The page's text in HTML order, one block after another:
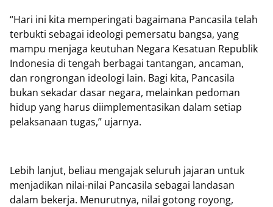
“Hari ini kita memperingati bagaimana Pancasila telah
terbukti sebagai ideologi pemersatu bangsa, yang
mampu menjaga keutuhan Negara Kesatuan Republik
Indonesia di tengah berbagai tantangan, ancaman,
dan rongrongan ideologi lain. Bagi kita, Pancasila
bukan sekadar dasar negara, melainkan pedoman
hidup yang harus diimplementasikan dalam setiap
pelaksanaan tugas,” ujarnya.
Lebih lanjut, beliau mengajak seluruh jajaran untuk
menjadikan nilai-nilai Pancasila sebagai landasan
dalam bekerja. Menurutnya, nilai gotong royong,